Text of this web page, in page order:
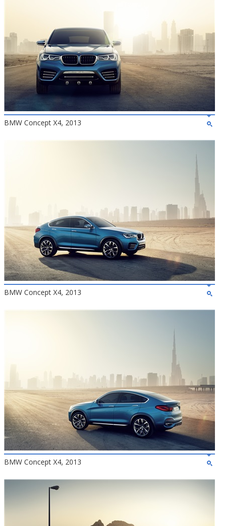
BMW Concept X4, 2013
BMW Concept X4, 2013
BMW Concept X4, 2013